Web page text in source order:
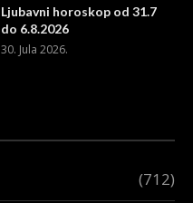
Ljubavni horoskop od 31.7
do 6.8.2026
30. Jula 2026.
(712)